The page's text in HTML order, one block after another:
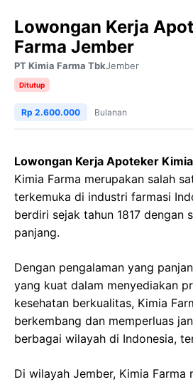
Lowongan Kerja
Farma Jember
PT Kimia Farma TbkJember
Ditutup
Rp 2.600.000 Bulanan
Lowongan Kerja Apoteker
Kimia Farma merupakan salah
terkemuka di industri farmasi
berdiri sejak tahun 1817 dengan
panjang.
Dengan pengalaman yang
yang kuat dalam menyediakan
kesehatan berkualitas, Kimia
berkembang dan memperluas
berbagai wilayah di Indonesia,
Di wilayah Jember, Kimia Farma